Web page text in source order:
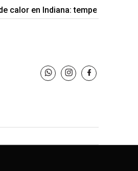
calor en Indiana: temperaturas